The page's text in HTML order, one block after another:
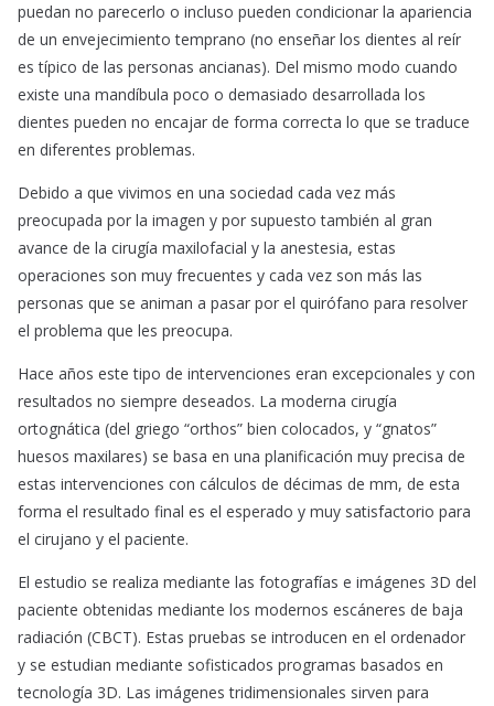
puedan no parecerlo o incluso pueden condicionar la apariencia
de un envejecimiento temprano (no enseñar los dientes al reír
es típico de las personas ancianas). Del mismo modo cuando
existe una mandíbula poco o demasiado desarrollada los
dientes pueden no encajar de forma correcta lo que se traduce
en diferentes problemas.
Debido a que vivimos en una sociedad cada vez más
preocupada por la imagen y por supuesto también al gran
avance de la cirugía maxilofacial y la anestesia, estas
operaciones son muy frecuentes y cada vez son más las
personas que se animan a pasar por el quirófano para resolver
el problema que les preocupa.
Hace años este tipo de intervenciones eran excepcionales y con
resultados no siempre deseados. La moderna cirugía
ortognática (del griego “orthos” bien colocados, y “gnatos”
huesos maxilares) se basa en una planificación muy precisa de
estas intervenciones con cálculos de décimas de mm, de esta
forma el resultado final es el esperado y muy satisfactorio para
el cirujano y el paciente.
El estudio se realiza mediante las fotografías e imágenes 3D del
paciente obtenidas mediante los modernos escáneres de baja
radiación (CBCT). Estas pruebas se introducen en el ordenador
y se estudian mediante sofisticados programas basados en
tecnología 3D. Las imágenes tridimensionales sirven para